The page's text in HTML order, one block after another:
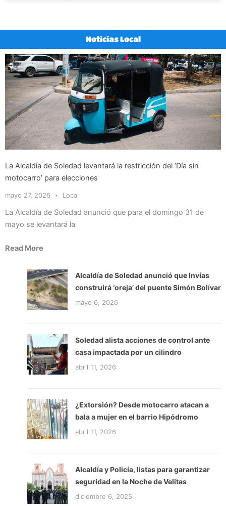
Noticias Local
La Alcaldía de Soledad levantará la restricción del ‘Día sin
motocarro’ para elecciones
mayo 27, 2026 Local
La Alcaldía de Soledad anunció que para el domingo 31 de
mayo se levantará la
Read More
Alcaldía de Soledad anunció que Invías
construirá ‘oreja’ del puente Simón Bolívar
mayo 6, 2026
Soledad alista acciones de control ante
casa impactada por un cilindro
abril 11, 2026
¿Extorsión? Desde motocarro atacan a
bala a mujer en el barrio Hipódromo
abril 11, 2026
Alcaldía y Policía, listas para garantizar
seguridad en la Noche de Velitas
diciembre 6, 2025